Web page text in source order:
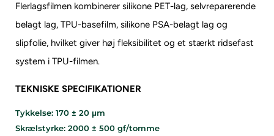
Flerlagsfilmen kombinerer silikone PET-lag, selvreparerende
belagt lag, TPU-basefilm, silikone PSA-belagt lag og
slipfolie, hvilket giver høj fleksibilitet og et stærkt ridsefast
system i TPU-filmen.
TEKNISKE SPECIFIKATIONER
Tykkelse: 170 ± 20 μm
Skrælstyrke: 2000 ± 500 gf/tomme